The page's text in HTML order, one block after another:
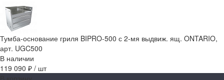
Тумба-основание гриля BIPRO-500 с 2-мя выдвиж. ящ. ONTARIO,
арт. UGC500
В наличии
119 090 ₽ / шт